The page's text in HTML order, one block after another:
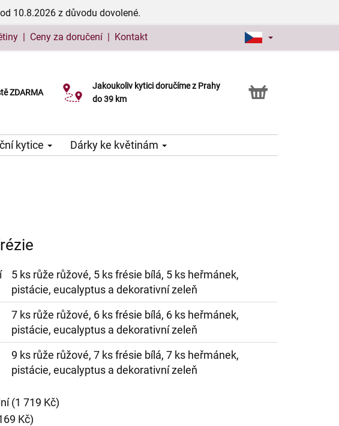
10.8.2026 z důvodu dovolené.
| Ceny za doručení | Kontakt
ZDARMA
doručení
Jakoukoliv kytici doručíme z Prahy
do 39 km
Možnost vyzvednout v naší květince
kytice Dárky ke květinám
5 ks růže růžové, 5 ks frésie bílá, 5 ks heřmánek,
pistácie, eucalyptus a dekorativní zeleň
7 ks růže růžové, 6 ks frésie bílá, 6 ks heřmánek,
pistácie, eucalyptus a dekorativní zeleň
9 ks růže růžové, 7 ks frésie bílá, 7 ks heřmánek,
pistácie, eucalyptus a dekorativní zeleň
(1 719 Kč)
Kč)